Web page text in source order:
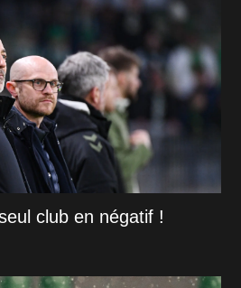
club en négatif !